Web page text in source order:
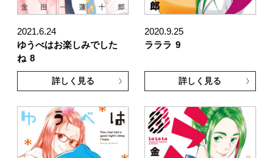
2021.6.24
ゆうべはお楽しみでした
ね 8
詳しく見る
2020.9.25
ラララ 9
詳しく見る